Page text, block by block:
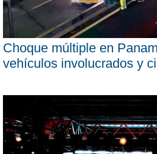
Choque múltiple en
vehículos involucrados y